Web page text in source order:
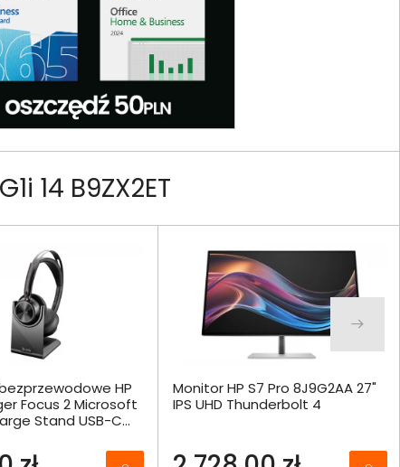
14 B9ZX2ET
HP
Focus 2 Microsoft
Stand USB-C
Monitor HP S7 Pro 8J9G2AA 27"
IPS UHD Thunderbolt 4